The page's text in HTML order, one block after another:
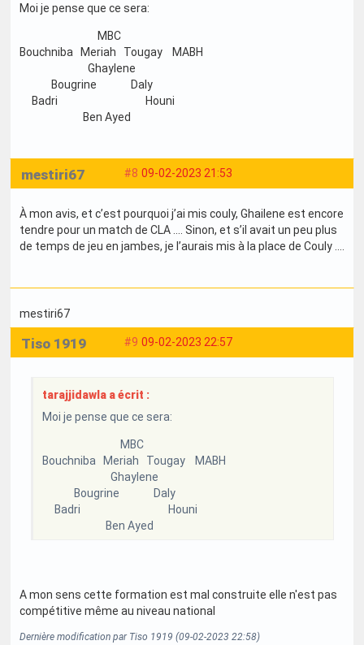
Moi je pense que ce sera:
MBC
Bouchniba Meriah Tougay MABH
Ghaylene
Bougrine Daly
Badri Houni
Ben Ayed
#8 09-02-2023 21:53
mestiri67
À mon avis, et c’est pourquoi j’ai mis couly, Ghailene est encore
tendre pour un match de CLA …. Sinon, et s’il avait un peu plus
de temps de jeu en jambes, je l’aurais mis à la place de Couly ….
mestiri67
#9 09-02-2023 22:57
Tiso 1919
tarajjidawla a écrit :
Moi je pense que ce sera:
MBC
Bouchniba Meriah Tougay MABH
Ghaylene
Bougrine Daly
Badri Houni
Ben Ayed
A mon sens cette formation est mal construite elle n'est pas
compétitive même au niveau national
Dernière modification par Tiso 1919 (09-02-2023 22:58)